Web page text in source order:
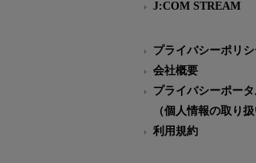
J:COM STREAM
プライバシーポリ
会社概要
プライバシーポー
（個人情報の取り
利用規約